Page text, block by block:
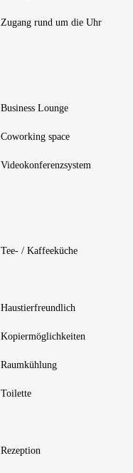
Zugang rund um die Uhr
Business Lounge
Coworking space
Videokonferenzsystem
Tee- / Kaffeeküche
Haustierfreundlich
Kopiermöglichkeiten
Raumkühlung
Toilette
Rezeption